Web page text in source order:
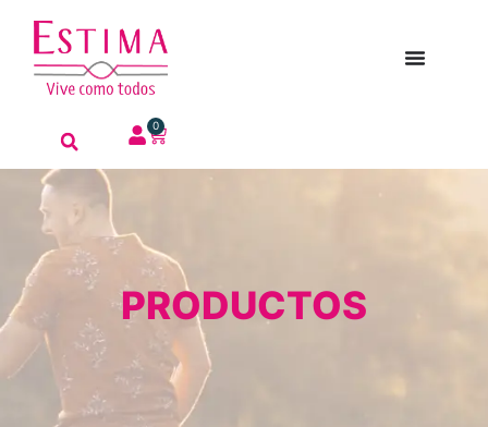
0
PRODUCTOS